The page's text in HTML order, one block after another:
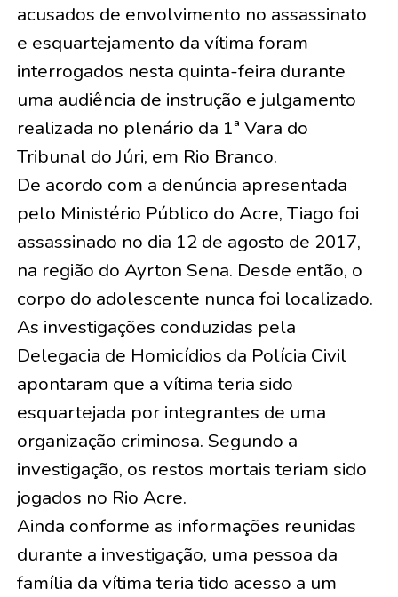
acusados de envolvimento no assassinato
e esquartejamento da vítima foram
interrogados nesta quinta-feira durante
uma audiência de instrução e julgamento
realizada no plenário da 1ª Vara do
Tribunal do Júri, em Rio Branco.
De acordo com a denúncia apresentada
pelo Ministério Público do Acre, Tiago foi
assassinado no dia 12 de agosto de 2017,
na região do Ayrton Sena. Desde então, o
corpo do adolescente nunca foi localizado.
As investigações conduzidas pela
Delegacia de Homicídios da Polícia Civil
apontaram que a vítima teria sido
esquartejada por integrantes de uma
organização criminosa. Segundo a
investigação, os restos mortais teriam sido
jogados no Rio Acre.
Ainda conforme as informações reunidas
durante a investigação, uma pessoa da
família da vítima teria tido acesso a um